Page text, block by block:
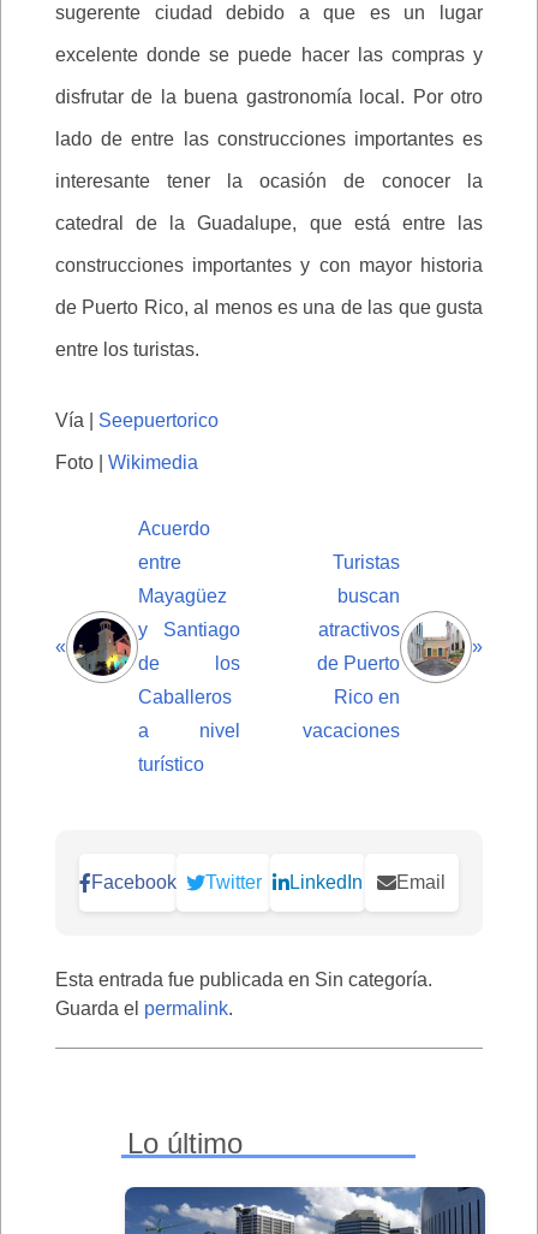
sugerente ciudad debido a que es un lugar
excelente donde se puede hacer las compras y
disfrutar de la buena gastronomía local. Por otro
lado de entre las construcciones importantes es
interesante tener la ocasión de conocer la
catedral de la Guadalupe, que está entre las
construcciones importantes y con mayor historia
de Puerto Rico, al menos es una de las que gusta
entre los turistas.
Vía | Seepuertorico
Foto | Wikimedia
«
Acuerdo
entre
Mayagüez
y Santiago
de los
Caballeros
a nivel
turístico
Turistas
buscan
atractivos
de Puerto
Rico en
vacaciones
»
Facebook Twitter LinkedIn Email
Esta entrada fue publicada en Sin categoría.
Guarda el permalink.
Lo último